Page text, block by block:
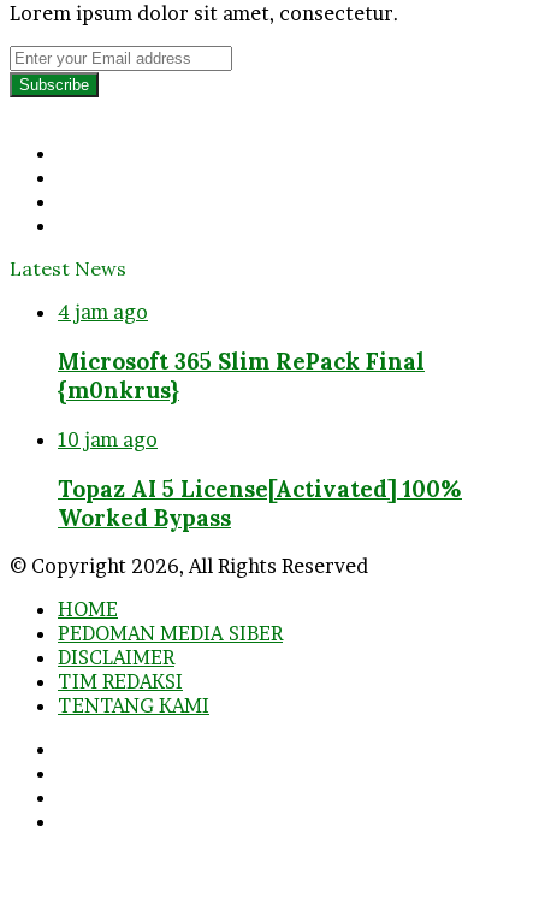
Lorem ipsum dolor sit amet, consectetur.
Enter
your
Email
Latest News
4 jam ago
Microsoft 365 Slim RePack Final
{m0nkrus}
10 jam ago
Topaz AI 5 License[Activated] 100%
Worked Bypass
© Copyright 2026, All Rights Reserved
HOME
PEDOMAN MEDIA SIBER
DISCLAIMER
TIM REDAKSI
TENTANG KAMI